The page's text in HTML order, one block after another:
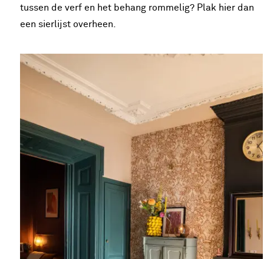
tussen de verf en het behang rommelig? Plak hier dan
een sierlijst overheen.